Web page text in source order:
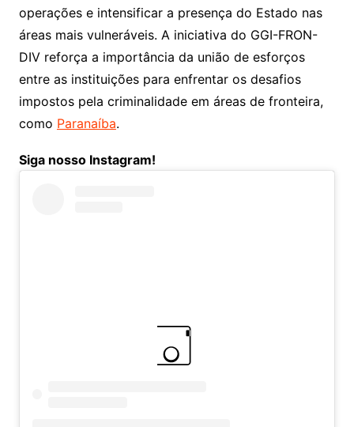
operações e intensificar a presença do Estado nas
áreas mais vulneráveis. A iniciativa do GGI-FRON-
DIV reforça a importância da união de esforços
entre as instituições para enfrentar os desafios
impostos pela criminalidade em áreas de fronteira,
como Paranaíba.
Siga nosso Instagram!